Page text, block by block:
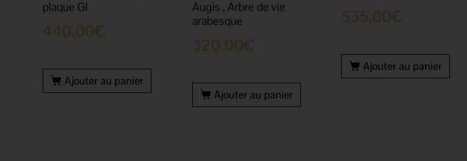
plaque GI
440,00€
Ajouter au panier
Augis , Arbre de vie
arabesque
320,00€
Ajouter au panier
535,00€
Ajouter au panier